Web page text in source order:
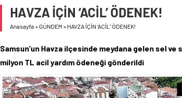
İŞTE FINDIK FİYATI!
YÖNETİCİ SEÇERKEN YAPILAN EN
HAVZA İÇİN ‘ACİL’ ÖDENEK!
Anasayfa » GÜNDEM » HAVZA İÇİN ‘ACİL’ ÖDENEK!
Samsun’un Havza ilçesinde meydana gelen sel ve
milyon TL acil yardım ödeneği gönderildi